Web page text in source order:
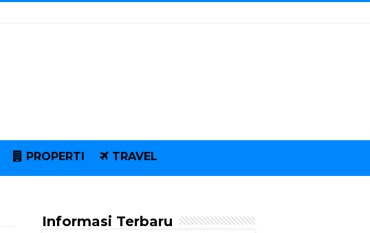
PROPERTI TRAVEL
Informasi Terbaru